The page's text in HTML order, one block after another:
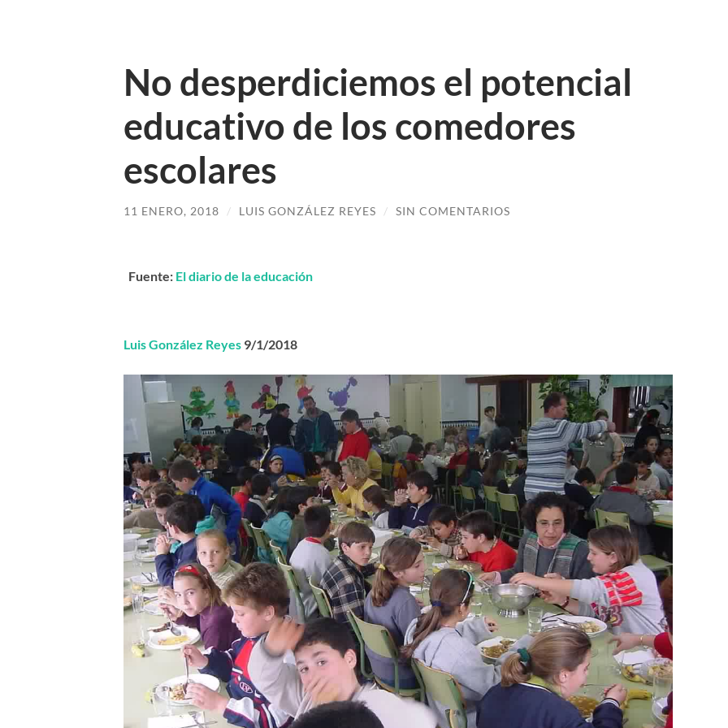
No desperdiciemos el potencial
educativo de los comedores
escolares
11 ENERO, 2018 / LUIS GONZÁLEZ REYES / SIN COMENTARIOS
Fuente: El diario de la educación
Luis González Reyes 9/1/2018